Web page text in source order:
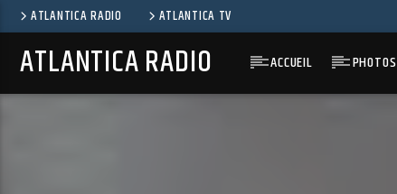
ATLANTICA RADIO ATLANTICA TV
ATLANTICA RADIO ACCUEIL PHOTOS